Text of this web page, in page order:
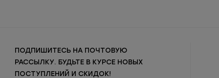
ПОДПИШИТЕСЬ НА ПОЧТОВУЮ
РАССЫЛКУ. БУДЬТЕ В КУРСЕ НОВЫХ
ПОСТУПЛЕНИЙ И СКИДОК!